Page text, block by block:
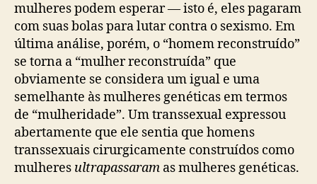
mulheres podem esperar — isto é, eles pagaram
com suas bolas para lutar contra o sexismo. Em
última análise, porém, o “homem reconstruído”
se torna a “mulher reconstruída” que
obviamente se considera um igual e uma
semelhante às mulheres genéticas em termos
de “mulheridade”. Um transsexual expressou
abertamente que ele sentia que homens
transsexuais cirurgicamente construídos como
mulheres ultrapassaram as mulheres genéticas.